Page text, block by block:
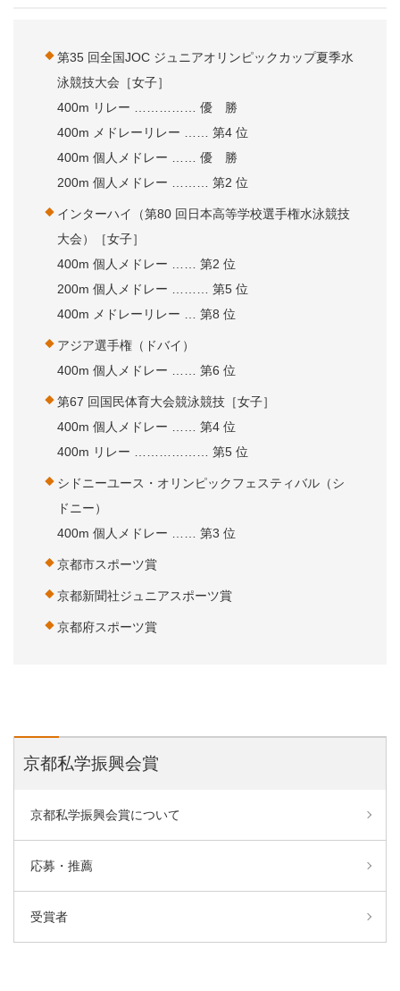
第35 回全国JOC ジュニアオリンピックカップ夏季水
泳競技大会［女子］
400m リレー …………… 優 勝
400m メドレーリレー …… 第4 位
400m 個人メドレー …… 優 勝
200m 個人メドレー ……… 第2 位
インターハイ（第80 回日本高等学校選手権水泳競技
大会）［女子］
400m 個人メドレー …… 第2 位
200m 個人メドレー ……… 第5 位
400m メドレーリレー … 第8 位
アジア選手権（ドバイ）
400m 個人メドレー …… 第6 位
第67 回国民体育大会競泳競技［女子］
400m 個人メドレー …… 第4 位
400m リレー ……………… 第5 位
シドニーユース・オリンピックフェスティバル（シ
ドニー）
400m 個人メドレー …… 第3 位
京都市スポーツ賞
京都新聞社ジュニアスポーツ賞
京都府スポーツ賞
京都私学振興会賞
京都私学振興会賞について
応募・推薦
受賞者